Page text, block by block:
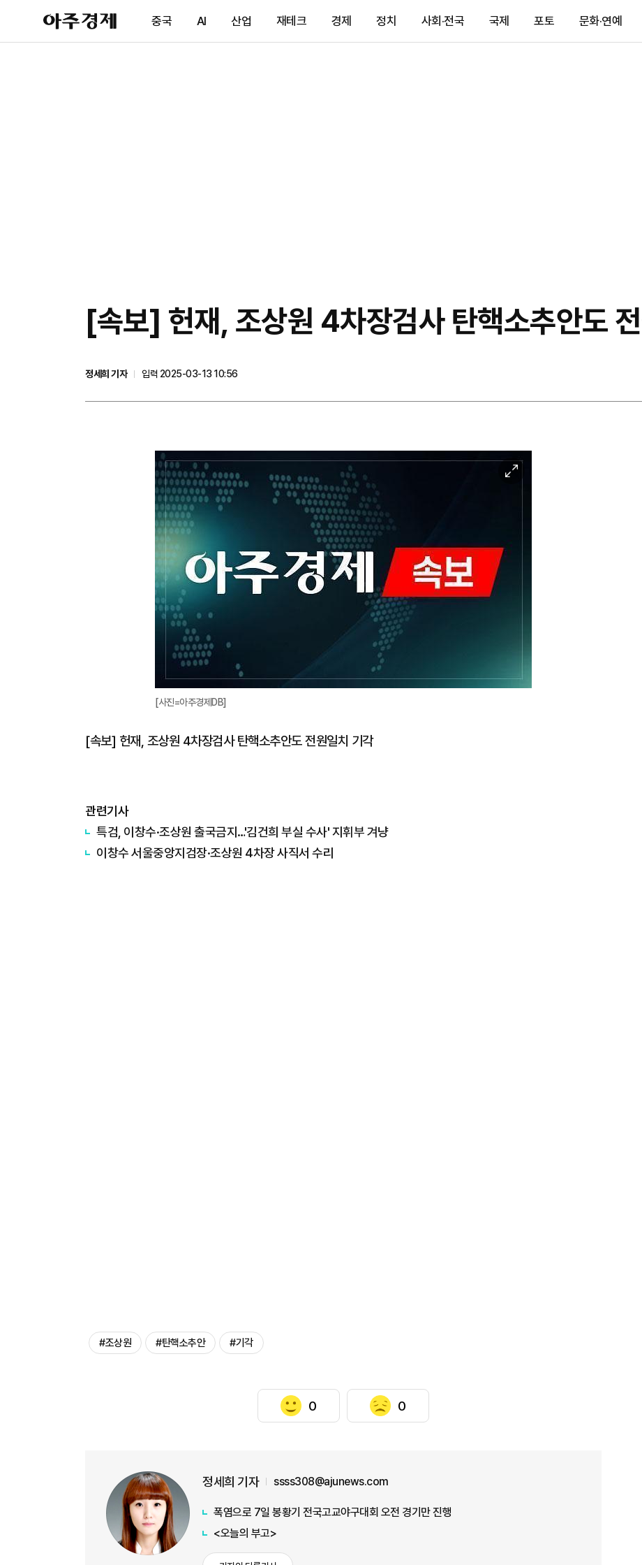
아
주
제
중국 AI 산업 재테크 경제 정치 사회·전국 국제 포토 문화·연예
[속보] 헌재, 조상원 4차장검사 탄핵소추안도
정세희 기자
입력 2025-03-13 10:56
대
[사진=아주경제DB]
[속보] 헌재, 조상원 4차장검사 탄핵소추안도 전원일치 기각
관련기사
특검, 이창수·조상원 출국금지…'김건희 부실 수사' 지휘부 겨냥
이창수 서울중앙지검장·조상원 4차장 사직서 수리
#조상원 #탄핵소추안 #기각
0 0
정세희 기자 ssss308@ajunews.com
폭염으로 7일 봉황기 전국고교야구대회 오전 경기만 진행
<오늘의 부고>